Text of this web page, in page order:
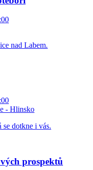
nad Labem.
- Hlinsko
se dotkne i vás.
prospektů